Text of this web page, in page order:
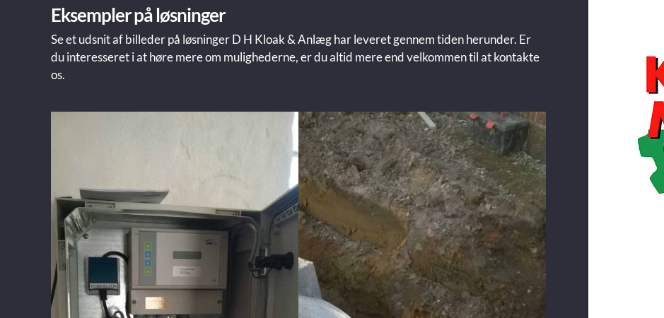
Eksempler på løsninger
Se et udsnit af billeder på løsninger D H Kloak & Anlæg har leveret gennem tiden herunder. Er
du interesseret i at høre mere om mulighederne, er du altid mere end velkommen til at kontakte
os.